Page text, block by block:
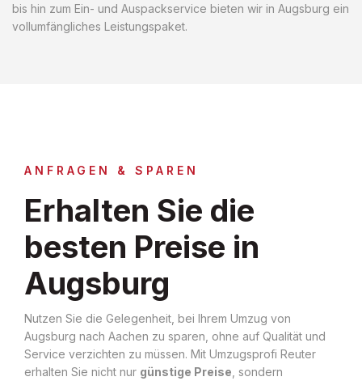
bis hin zum Ein- und Auspackservice bieten wir in Augsburg ein
vollumfängliches Leistungspaket.
ANFRAGEN & SPAREN
Erhalten Sie die
besten Preise in
Augsburg
Nutzen Sie die Gelegenheit, bei Ihrem Umzug von
Augsburg nach Aachen zu sparen, ohne auf Qualität und
Service verzichten zu müssen. Mit Umzugsprofi Reuter
erhalten Sie nicht nur günstige Preise , sondern